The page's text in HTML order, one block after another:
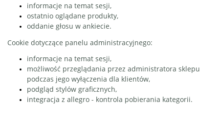
informacje na temat sesji,
ostatnio oglądane produkty,
oddanie głosu w ankiecie.
Cookie dotyczące panelu administracyjnego:
informacje na temat sesji,
możliwość przeglądania przez administratora sklepu
podczas jego wyłączenia dla klientów,
podgląd stylów graficznych,
integracja z allegro - kontrola pobierania kategorii.